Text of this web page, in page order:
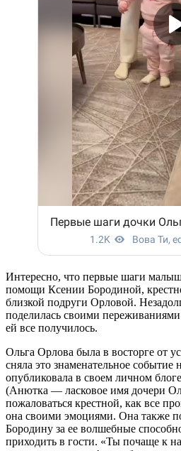
Интересно, что первые шаги
помощи Ксении Бородиной,
близкой подруги Орловой.
поделилась своими
ей все получилось.
Ольга Орлова была в восторге от
сняла это знаменательное событие
опубликовала в своем личном
(Анютка — ласковое имя дочери
пожаловаться крестной, как все
она своими эмоциями. Она также
Бородину за ее волшебные
приходить в гости. «Ты почаще к